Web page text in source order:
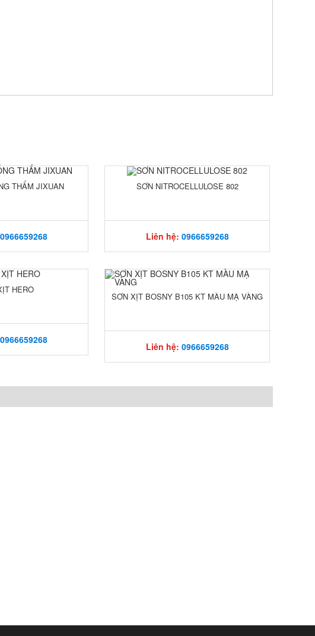
THẤM JIXUAN
0966659268
SƠN NITROCELLULOSE 802
Liên hệ: 0966659268
HERO
0966659268
SƠN XỊT BOSNY B105 KT MÀU MẠ VÀNG
Liên hệ: 0966659268